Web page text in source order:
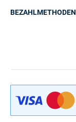
BEZAHLMETHODEN